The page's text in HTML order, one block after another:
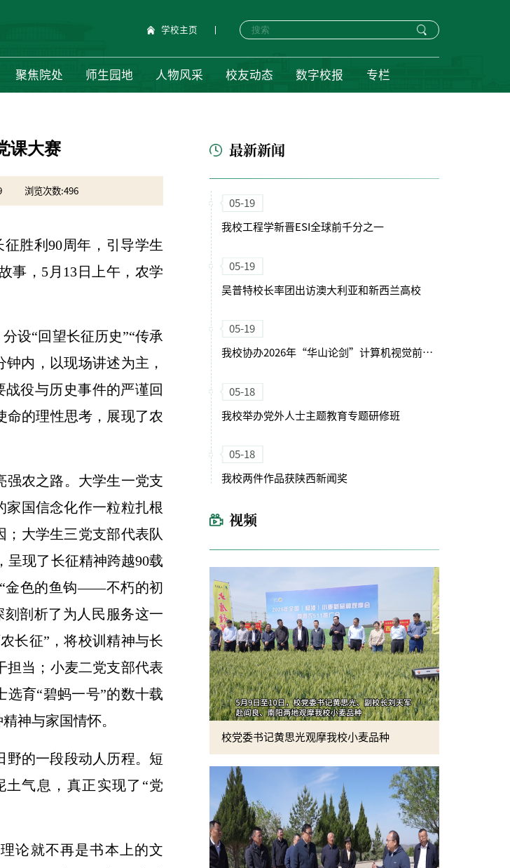
学校主页
聚焦院处 师生园地 人物风采 校友动态 数字校报 专栏
课大赛
浏览次数:496
胜利90周年，引导学生
事，5月13日上午，农学
设“回望长征历史”“传承
内，以现场讲述为主，
役与历史事件的严谨回
命的理性思考，展现了农
强农之路。大学生一党支
家国信念化作一粒粒扎根
；大学生三党支部代表队
呈现了长征精神跨越90载
金色的鱼钩——不朽的初
剖析了为人民服务这一
长征”，将校训精神与长
担当；小麦二党支部代表
选育“碧蚂一号”的数十载
神与家国情怀。
野的一段段动人历程。短
气息，真正实现了“党
论就不再是书本上的文
最新新闻
05-19
我校工程学新晋ESI全球前千分之一
05-19
吴普特校长率团出访澳大利亚和新西兰高校
05-19
我校协办2026年“华山论剑”计算机视觉前沿技术论坛
05-18
我校举办党外人士主题教育专题研修班
05-18
我校两件作品获陕西新闻奖
视频
校党委书记黄思光观摩我校小麦品种